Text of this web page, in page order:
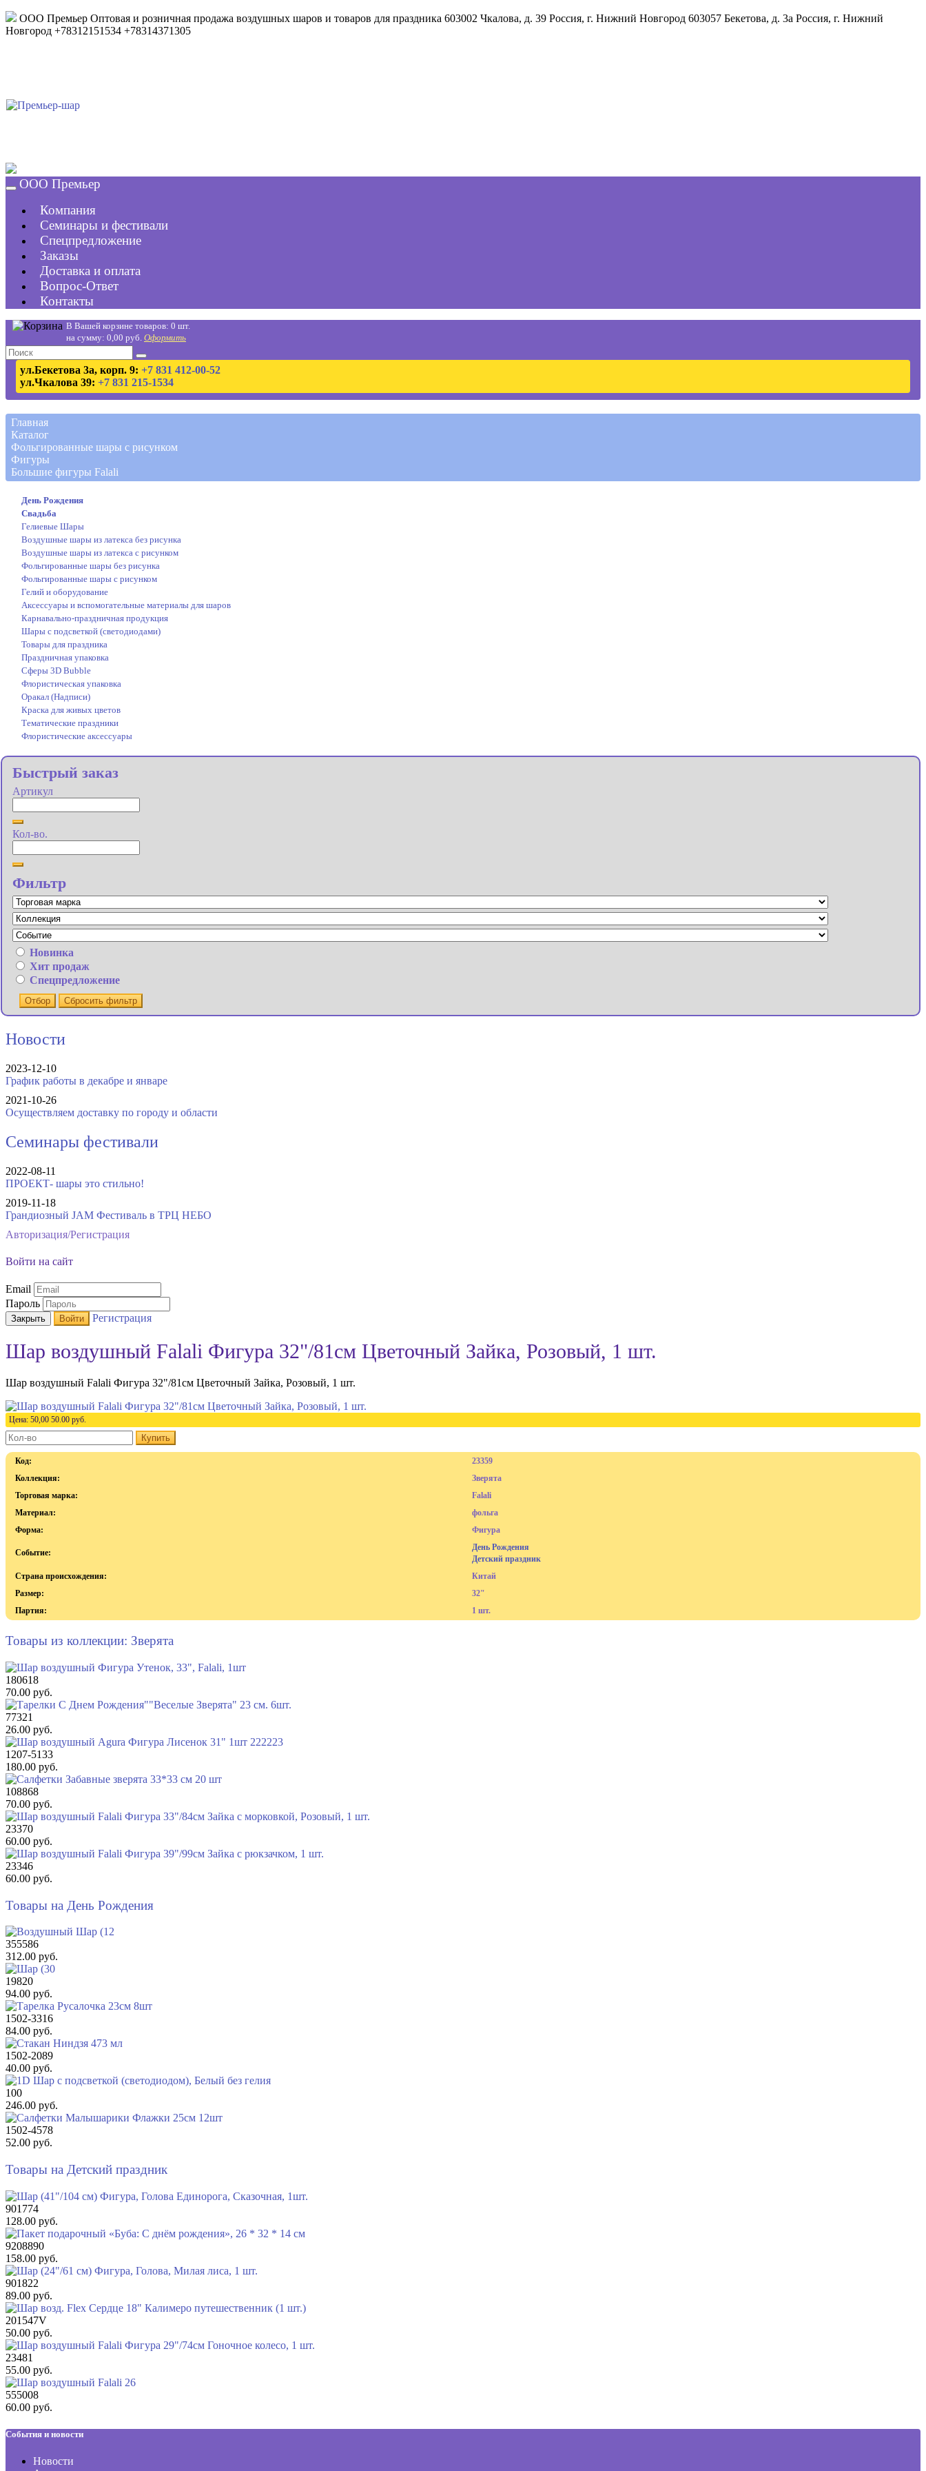
ООО Премьер Оптовая и розничная продажа воздушных шаров и товаров для праздника 603002 Чкалова, д. 39 Россия, г. Нижний Новгород 603057 Бекетова, д. 3а Россия, г. Нижний
Новгород +78312151534 +78314371305
ООО Премьер
Компания
Семинары и фестивали
Спецпредложение
Заказы
Доставка и оплата
Вопрос-Ответ
Контакты
В Вашей корзине товаров: 0 шт.
на сумму: 0,00 руб. Оформить
ул.Бекетова 3а, корп. 9: +7 831 412-00-52
ул.Чкалова 39: +7 831 215-1534
Главная
Каталог
Фольгированные шары с рисунком
Фигуры
Большие фигуры Falali
День Рождения
Свадьба
Гелиевые Шары
Воздушные шары из латекса без рисунка
Воздушные шары из латекса с рисунком
Фольгированные шары без рисунка
Фольгированные шары с рисунком
Гелий и оборудование
Аксессуары и вспомогательные материалы для шаров
Карнавально-праздничная продукция
Шары с подсветкой (светодиодами)
Товары для праздника
Праздничная упаковка
Сферы 3D Bubble
Флористическая упаковка
Оракал (Надписи)
Краска для живых цветов
Тематические праздники
Флористические аксессуары
Быстрый заказ
Артикул
Кол-во.
Фильтр
Новинка
Хит продаж
Спецпредложение
Отбор Сбросить фильтр
Новости
2023-12-10
График работы в декабре и январе
2021-10-26
Осуществляем доставку по городу и области
Семинары фестивали
2022-08-11
ПРОЕКТ- шары это стильно!
2019-11-18
Грандиозный JAM Фестиваль в ТРЦ НЕБО
Авторизация/Регистрация
Войти на сайт
Email
Пароль
Закрыть Войти Регистрация
Шар воздушный Falali Фигура 32"/81см Цветочный Зайка, Розовый, 1 шт.
Шар воздушный Falali Фигура 32"/81см Цветочный Зайка, Розовый, 1 шт.
Цена: 50,00 50.00 руб.
Купить
Код:
23359
Коллекция:
Зверята
Торговая марка:
Falali
Материал:
фольга
Форма:
Фигура
Событие:
День Рождения
Детский праздник
Страна происхождения:
Китай
Размер:
32"
Партия:
1 шт.
Товары из коллекции: Зверята
180618
70.00 руб.
77321
26.00 руб.
1207-5133
180.00 руб.
108868
70.00 руб.
23370
60.00 руб.
23346
60.00 руб.
Товары на День Рождения
355586
312.00 руб.
19820
94.00 руб.
1502-3316
84.00 руб.
1502-2089
40.00 руб.
100
246.00 руб.
1502-4578
52.00 руб.
Товары на Детский праздник
901774
128.00 руб.
9208890
158.00 руб.
901822
89.00 руб.
201547V
50.00 руб.
23481
55.00 руб.
555008
60.00 руб.
События и новости
Новости